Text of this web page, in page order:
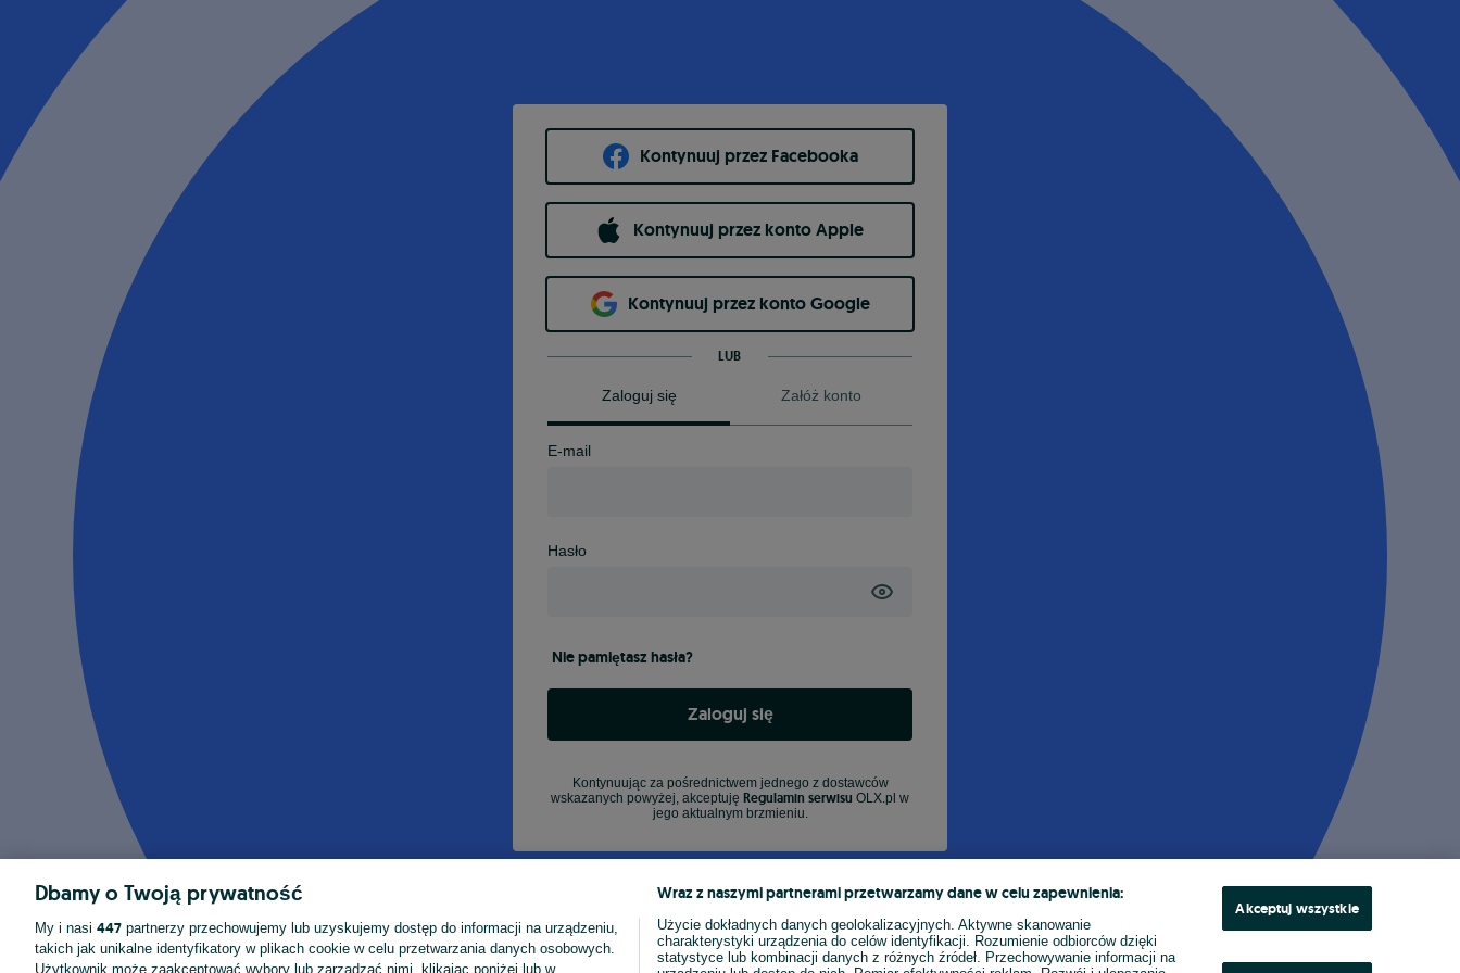
Kontynuuj przez Facebooka
Kontynuuj przez konto Apple
Kontynuuj przez konto Google
LUB
Zaloguj się Załóż konto
E-mail
Hasło
Nie pamiętasz hasła?
Zaloguj się
Kontynuując za pośrednictwem jednego z dostawców
wskazanych powyżej, akceptuję Regulamin serwisu OLX.pl w
jego aktualnym brzmieniu.
Dbamy o Twoją prywatność
My i nasi 447 partnerzy przechowujemy lub uzyskujemy dostęp do informacji na urządzeniu,
takich jak unikalne identyfikatory w plikach cookie w celu przetwarzania danych osobowych.
Użytkownik może zaakceptować wybory lub zarządzać nimi, klikając poniżej lub w
Wraz z naszymi partnerami przetwarzamy dane w celu zapewnienia:
Użycie dokładnych danych geolokalizacyjnych. Aktywne skanowanie
charakterystyki urządzenia do celów identyfikacji. Rozumienie odbiorców dzięki
statystyce lub kombinacji danych z różnych źródeł. Przechowywanie informacji na
Akceptuj wszystkie